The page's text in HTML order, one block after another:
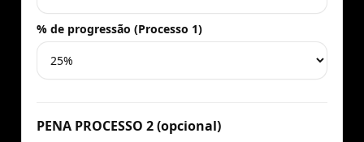
% de progressão (Processo 1)
PENA PROCESSO 2 (opcional)